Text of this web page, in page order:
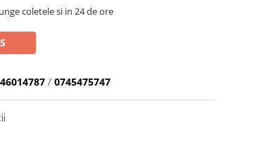
coletele si in 24 de ore
/ 0745475747